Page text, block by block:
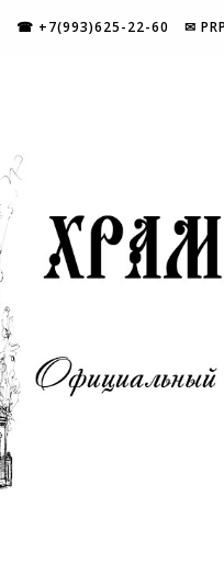
☎ +7(993)625-22-60 ✉